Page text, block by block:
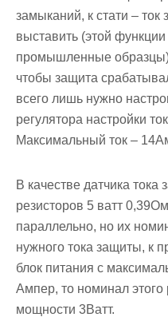
замыканий, к стати –
выставить (этой
промышленные
чтобы защита
всего лишь нужно
регулятора настройки
Максимальный ток –
В качестве датчика тока
резисторов 5 ватт
параллельно, но их
нужного тока защиты, к
блок питания с
Ампер, то номинал
мощности 3Ватт.